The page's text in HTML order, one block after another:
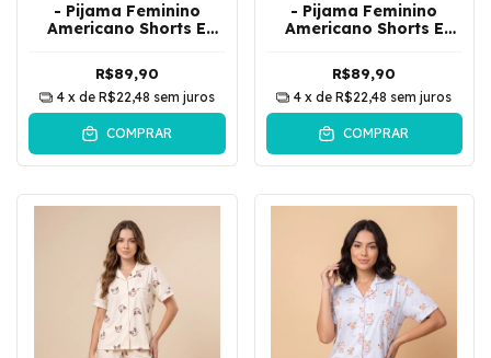
- Pijama Feminino
Americano Shorts E
Coração | Azul
R$89,90
4 x de R$22,48 sem juros
COMPRAR
- Pijama Feminino
Americano Shorts E
Estrelado | Azul
R$89,90
4 x deR$22,48 sem juros
COMPRAR